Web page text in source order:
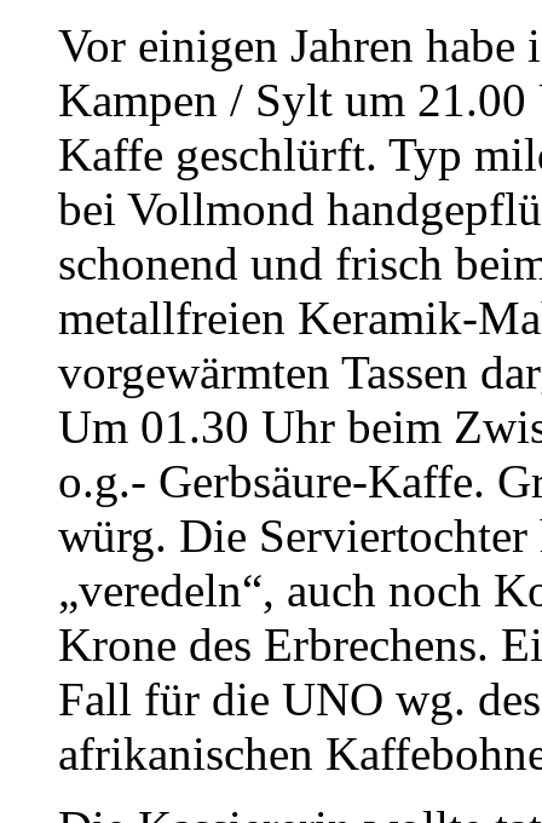
Vor einigen Jahren
Kampen / Sylt um 21.00
Kaffe geschlürft. Typ
bei Vollmond
schonend und frisch
metallfreien Keramik-
vorgewärmten Tassen
Um 01.30 Uhr beim
o.g.- Gerbsäure-Kaffe.
würg. Die Serviertochter
„veredeln“, auch noch
Krone des Erbrechens.
Fall für die UNO wg.
afrikanischen